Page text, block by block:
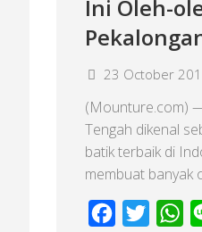
Ini Oleh-
23 October
(Mounture.com)
Tengah dikenal
batik terbaik di
membuat banyak
Facebook
Twitter